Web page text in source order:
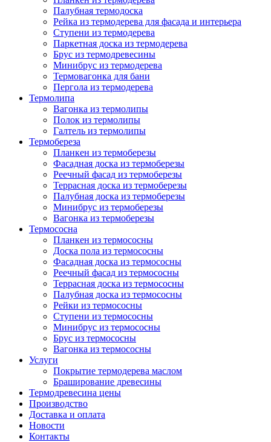
Палубная термодоска
Рейка из термодерева для фасада и интерьера
Ступени из термодерева
Паркетная доска из термодерева
Брус из термодревесины
Минибрус из термодерева
Термовагонка для бани
Пергола из термодерева
Термолипа
Вагонка из термолипы
Полок из термолипы
Галтель из термолипы
Термобереза
Планкен из термоберезы
Фасадная доска из термоберезы
Реечный фасад из термоберезы
Террасная доска из термоберезы
Палубная доска из термоберезы
Минибрус из термоберезы
Вагонка из термоберезы
Термососна
Планкен из термососны
Доска пола из термососны
Фасадная доска из термососны
Реечный фасад из термососны
Террасная доска из термососны
Палубная доска из термососны
Рейки из термососны
Ступени из термососны
Минибрус из термососны
Брус из термососны
Вагонка из термососны
Услуги
Покрытие термодерева маслом
Браширование древесины
Термодревесина цены
Производство
Доставка и оплата
Новости
Контакты